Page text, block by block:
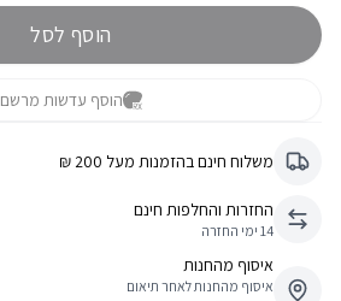
הוסף לסל
הוסף עדשות מרשם
משלוח חינם בהזמנות מעל 200 ₪
החזרות והחלפות חינם
14 ימי החזרה
איסוף מהחנות
איסוף מהחנות לאחר תיאום